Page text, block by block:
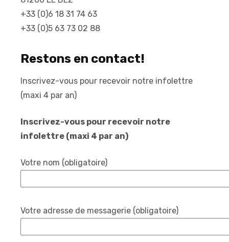
+33 (0)6 18 31 74 63
+33 (0)5 63 73 02 88
Restons en contact!
Inscrivez-vous pour recevoir notre infolettre
(maxi 4 par an)
Inscrivez-vous pour recevoir notre
infolettre (maxi 4 par an)
Votre nom (obligatoire)
Votre adresse de messagerie (obligatoire)